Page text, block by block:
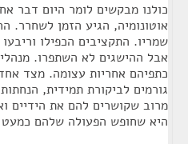
כולנו מבקשים לומר היום דבר
אוטונומיה, הגיע הזמן לשחרר.
שמריו. התקציבים הכפילו
אבל ההישגים לא השתפרו.
כתפיהם אחריות עצומה. מצד
גורמים לביקורת תמידית,
מרוב שקושרים להם את הידיים
היא שחופש הפעולה שלהם כמעט